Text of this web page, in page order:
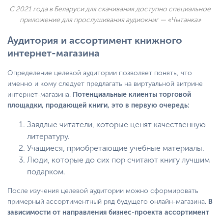
С 2021 года в Беларуси для скачивания доступно специальное
приложение для прослушивания аудиокниг — «Чытанка»
Аудитория и ассортимент книжного
интернет-магазина
Определение целевой аудитории позволяет понять, что
именно и кому следует предлагать на виртуальной витрине
интернет-магазина. Потенциальные клиенты торговой
площадки, продающей книги, это в первую очередь:
Заядлые читатели, которые ценят качественную
литературу.
Учащиеся, приобретающие учебные материалы.
Люди, которые до сих пор считают книгу лучшим
подарком.
После изучения целевой аудитории можно сформировать
примерный ассортиментный ряд будущего онлайн-магазина. В
зависимости от направления бизнес-проекта ассортимент